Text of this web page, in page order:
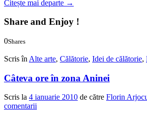
Citește mai departe →
Share and Enjoy !
0Shares
Scris în Alte arte, Călătorie, Idei de călătorie,
Câteva ore în zona Aninei
Scris la 4 ianuarie 2010 de către Florin
comentarii